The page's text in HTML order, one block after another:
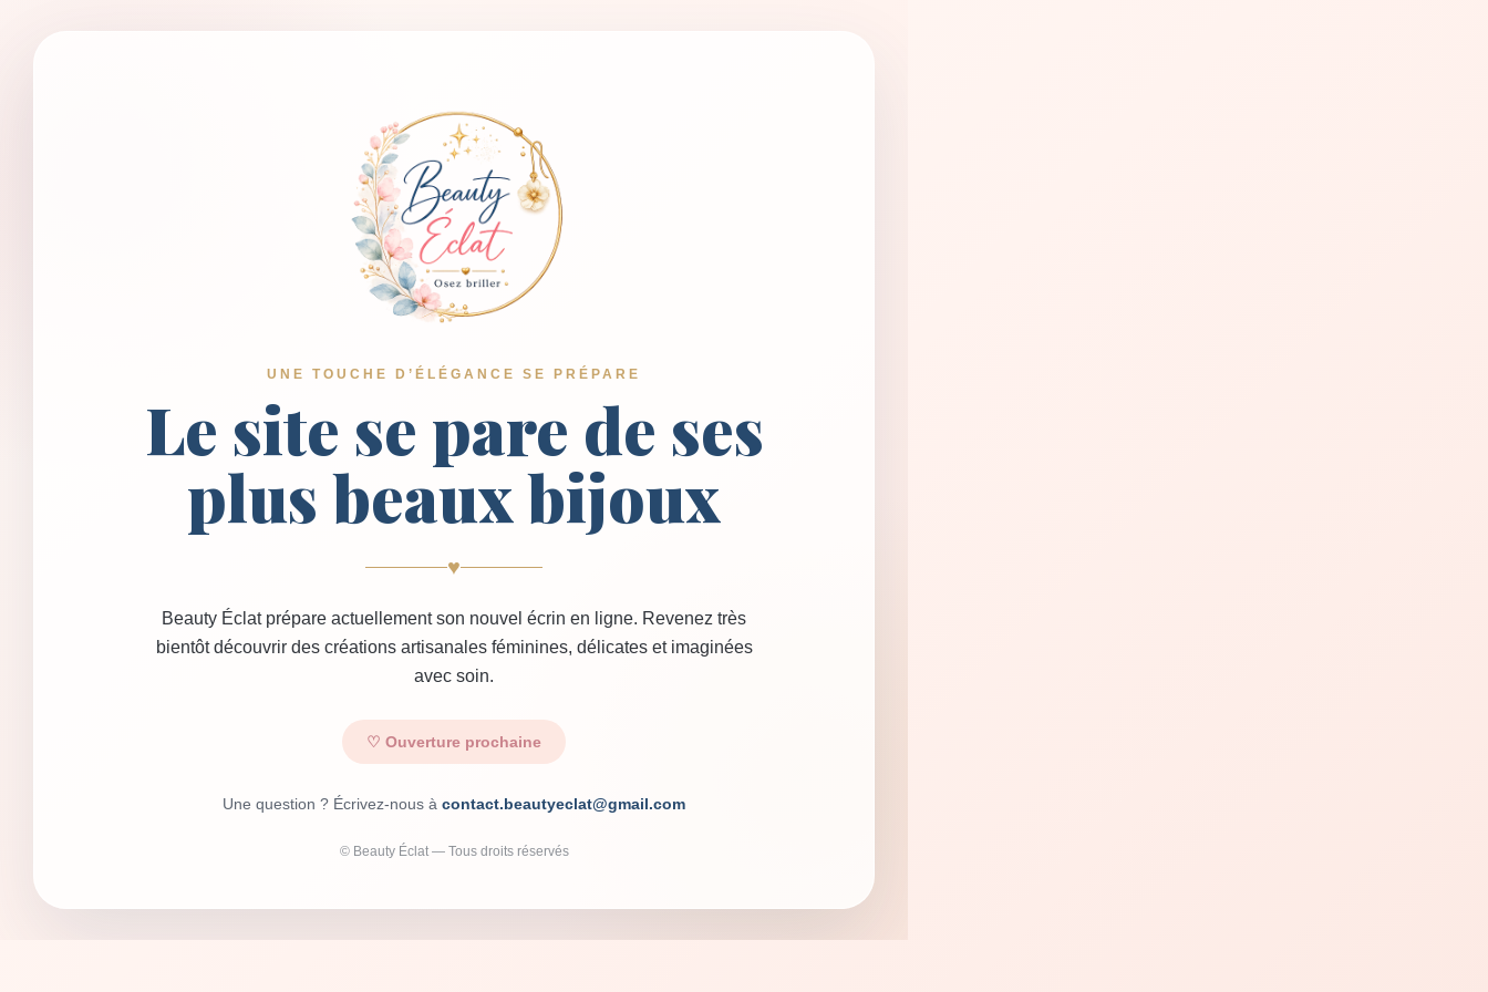
UNE TOUCHE D’ÉLÉGANCE SE PRÉPARE
Le site se pare de ses
plus beaux bijoux
♥
Beauty Éclat prépare actuellement son nouvel écrin en ligne. Revenez très
bientôt découvrir des créations artisanales féminines, délicates et imaginées
avec soin.
♡ Ouverture prochaine
Une question ? Écrivez-nous à contact.beautyeclat@gmail.com
© Beauty Éclat — Tous droits réservés